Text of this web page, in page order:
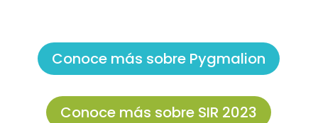
Conoce más sobre Pygmalion
Conoce más sobre SIR 2023